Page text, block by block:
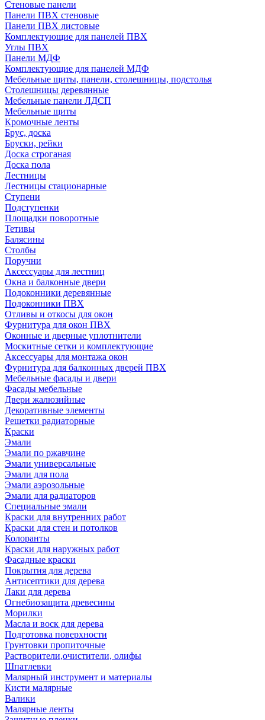
Стеновые панели
Панели ПВХ стеновые
Панели ПВХ листовые
Комплектующие для панелей ПВХ
Углы ПВХ
Панели МДФ
Комплектующие для панелей МДФ
Мебельные щиты, панели, столешницы, подстолья
Столешницы деревянные
Мебельные панели ЛДСП
Мебельные щиты
Кромочные ленты
Брус, доска
Бруски, рейки
Доска строганая
Доска пола
Лестницы
Лестницы стационарные
Ступени
Подступенки
Площадки поворотные
Тетивы
Балясины
Столбы
Поручни
Аксессуары для лестниц
Окна и балконные двери
Подоконники деревянные
Подоконники ПВХ
Отливы и откосы для окон
Фурнитура для окон ПВХ
Оконные и дверные уплотнители
Москитные сетки и комплектующие
Аксессуары для монтажа окон
Фурнитура для балконных дверей ПВХ
Мебельные фасады и двери
Фасады мебельные
Двери жалюзийные
Декоративные элементы
Решетки радиаторные
Краски
Эмали
Эмали по ржавчине
Эмали универсальные
Эмали для пола
Эмали аэрозольные
Эмали для радиаторов
Специальные эмали
Краски для внутренних работ
Краски для стен и потолков
Колоранты
Краски для наружных работ
Фасадные краски
Покрытия для дерева
Антисептики для дерева
Лаки для дерева
Огнебиозащита древесины
Морилки
Масла и воск для дерева
Подготовка поверхности
Грунтовки пропиточные
Растворители,очистители, олифы
Шпатлевки
Малярный инструмент и материалы
Кисти малярные
Валики
Малярные ленты